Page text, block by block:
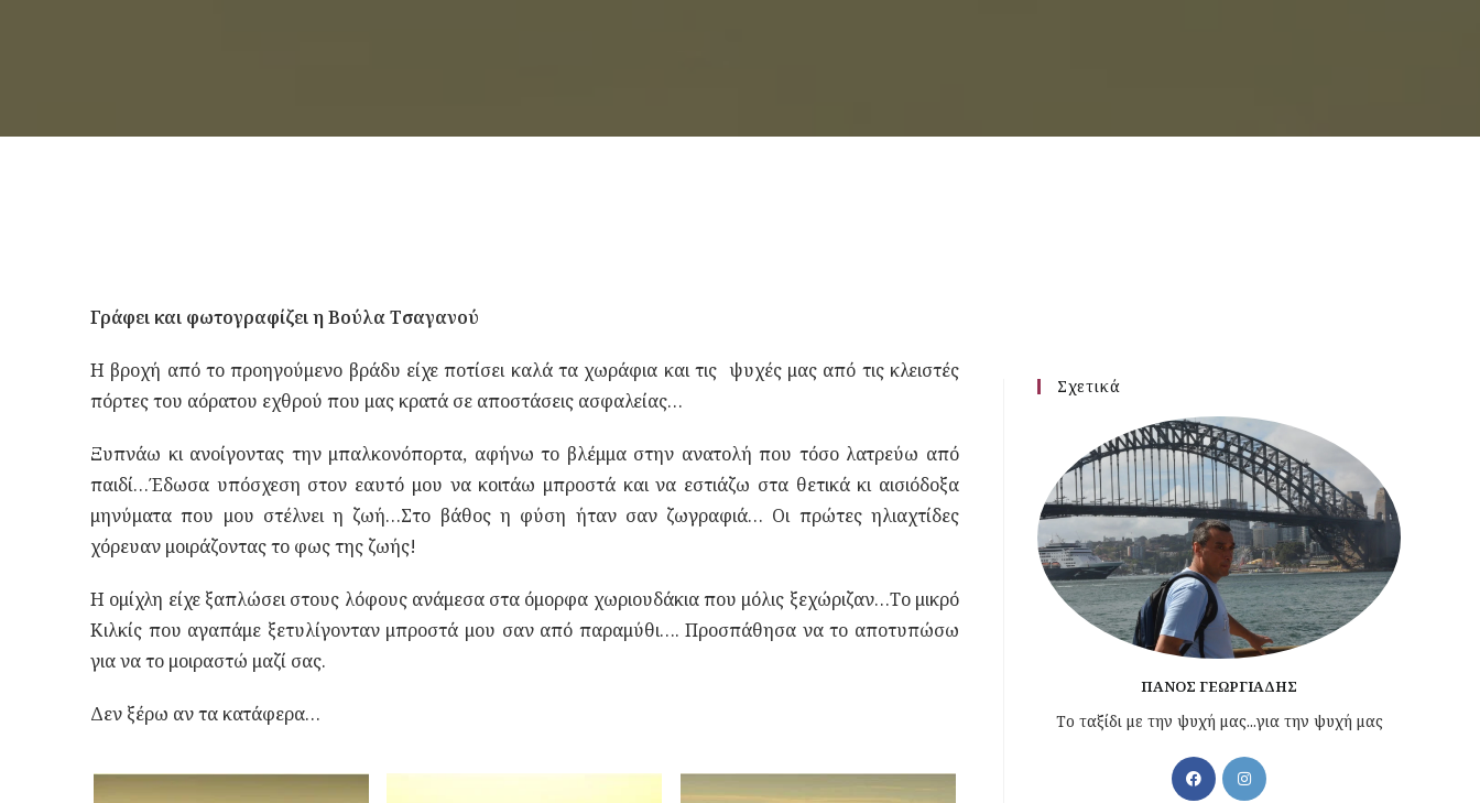
Γράφει και φωτογραφίζει η Βούλα Τσαγανού
Η βροχή από το προηγούμενο βράδυ είχε ποτίσει καλά τα χωράφια και τις ψυχές μας από τις κλειστές
πόρτες του αόρατου εχθρού που μας κρατά σε αποστάσεις ασφαλείας…
Ξυπνάω κι ανοίγοντας την μπαλκονόπορτα, αφήνω το βλέμμα στην ανατολή που τόσο λατρεύω από
παιδί…Έδωσα υπόσχεση στον εαυτό μου να κοιτάω μπροστά και να εστιάζω στα θετικά κι αισιόδοξα
μηνύματα που μου στέλνει η ζωή…Στο βάθος η φύση ήταν σαν ζωγραφιά… Οι πρώτες ηλιαχτίδες
χόρευαν μοιράζοντας το φως της ζωής!
Η ομίχλη είχε ξαπλώσει στους λόφους ανάμεσα στα όμορφα χωριουδάκια που μόλις ξεχώριζαν…Το μικρό
Κιλκίς που αγαπάμε ξετυλίγονταν μπροστά μου σαν από παραμύθι…. Προσπάθησα να το αποτυπώσω
για να το μοιραστώ μαζί σας.
Δεν ξέρω αν τα κατάφερα…
Σχετικά
ΠΆΝΟΣ ΓΕΩΡΓΙΆΔΗΣ
Το ταξίδι με την ψυχή μας...για την ψυχή μας